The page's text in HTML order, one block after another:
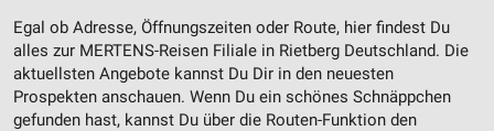
Egal ob Adresse, Öffnungszeiten oder Route, hier findest Du
alles zur MERTENS-Reisen Filiale in Rietberg Deutschland. Die
aktuellsten Angebote kannst Du Dir in den neuesten
Prospekten anschauen. Wenn Du ein schönes Schnäppchen
gefunden hast, kannst Du über die Routen-Funktion den
Entwicklung und Verbesserung der Angebote
Verwendung reduzierter Daten zur Auswahl von
Inhalten